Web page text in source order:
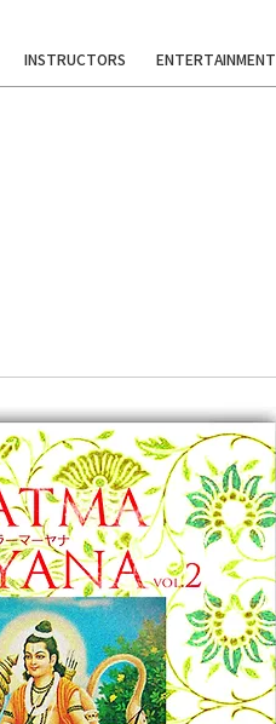
INSTRUCTORS ENTERTAINMENT